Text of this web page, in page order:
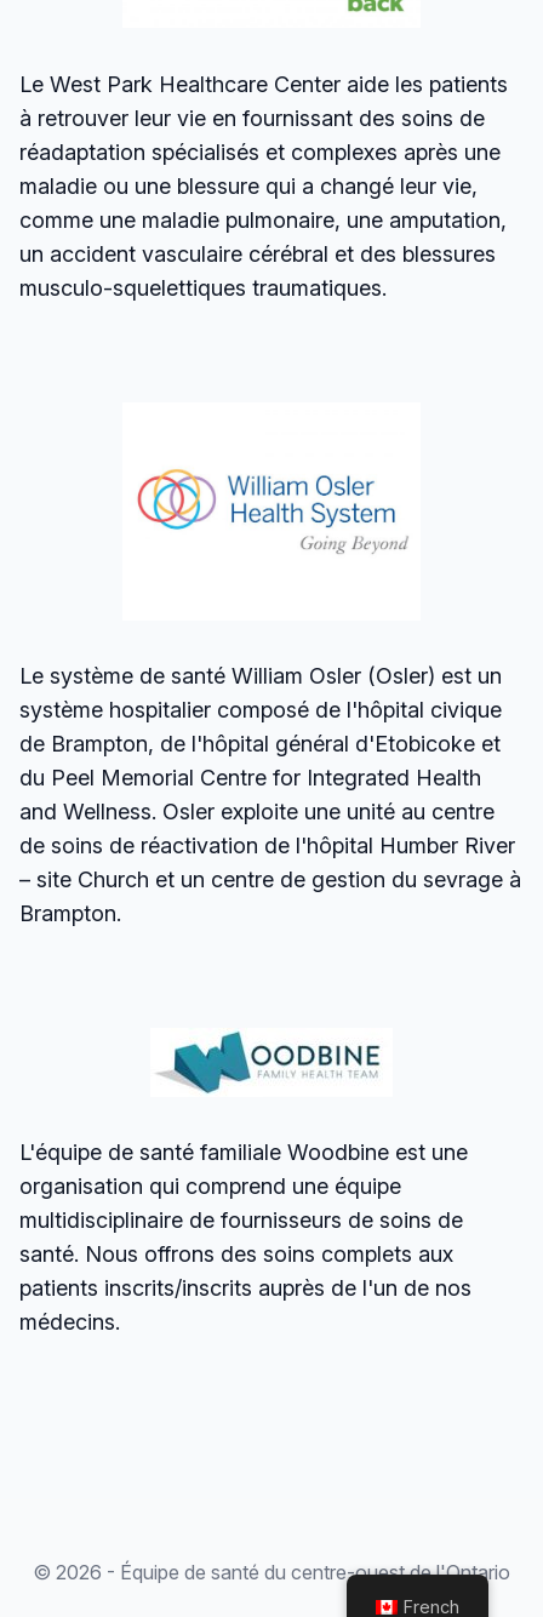
Le West Park Healthcare Center aide les patients
à retrouver leur vie en fournissant des soins de
réadaptation spécialisés et complexes après une
maladie ou une blessure qui a changé leur vie,
comme une maladie pulmonaire, une amputation,
un accident vasculaire cérébral et des blessures
musculo-squelettiques traumatiques.
Le système de santé William Osler (Osler) est un
système hospitalier composé de l'hôpital civique
de Brampton, de l'hôpital général d'Etobicoke et
du Peel Memorial Centre for Integrated Health
and Wellness. Osler exploite une unité au centre
de soins de réactivation de l'hôpital Humber River
– site Church et un centre de gestion du sevrage à
Brampton.
L'équipe de santé familiale Woodbine est une
organisation qui comprend une équipe
multidisciplinaire de fournisseurs de soins de
santé. Nous offrons des soins complets aux
patients inscrits/inscrits auprès de l'un de nos
médecins.
© 2026 - Équipe de santé du centre-ouest de l'Ontario
French